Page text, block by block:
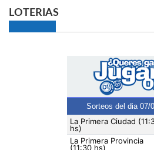
LOTERIAS